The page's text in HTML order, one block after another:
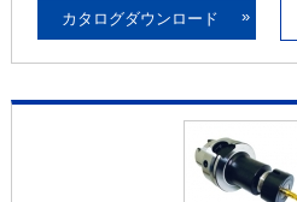
カタログダウンロード »